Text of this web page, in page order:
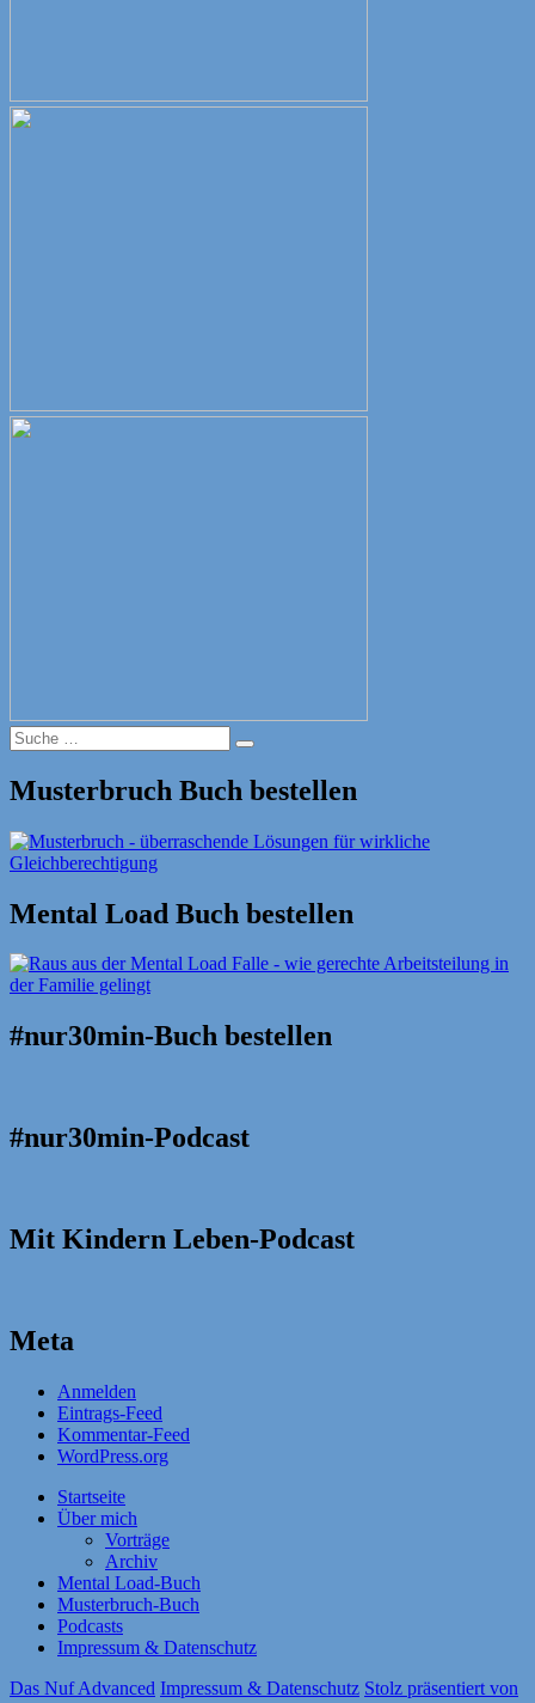
Suche
nach:
Suche
Musterbruch Buch bestellen
Mental Load Buch bestellen
#nur30min-Buch bestellen
#nur30min-Podcast
Mit Kindern Leben-Podcast
Meta
Anmelden
Eintrags-Feed
Kommentar-Feed
WordPress.org
Startseite
Über mich
Vorträge
Archiv
Mental Load-Buch
Musterbruch-Buch
Podcasts
Impressum & Datenschutz
Das Nuf Advanced Impressum & Datenschutz Stolz präsentiert von